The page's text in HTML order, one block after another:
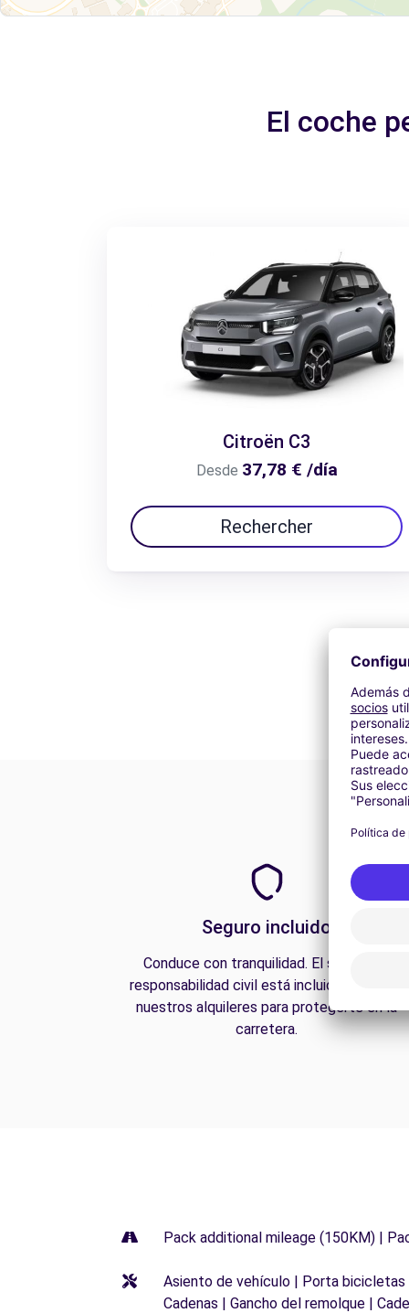
El coche
Citroën C3
Desde 37,78 € /día
Rechercher
Seguro incluido
Conduce con tranquilidad. El seguro de
responsabilidad civil está incluido en todos
nuestros alquileres para protegerte en la
carretera.
Pack additional mileage (150KM) |
Asiento de vehículo | Porta bicicletas
Cadenas | Gancho del remolque |